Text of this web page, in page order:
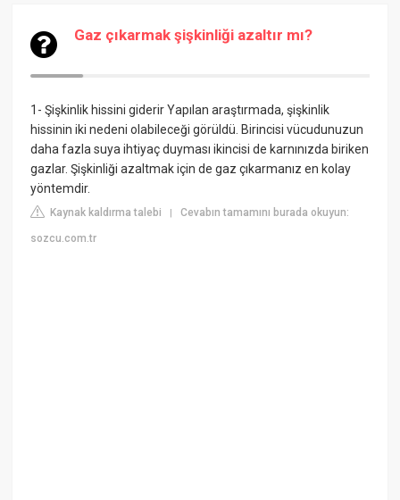
Gaz çıkarmak şişkinliği azaltır mı?
1- Şişkinlik hissini giderirYapılan araştırmada, şişkinlik
hissinin iki nedeni olabileceği görüldü. Birincisi vücudunuzun
daha fazla suya ihtiyaç duyması ikincisi de karnınızda biriken
gazlar. Şişkinliği azaltmak için de gaz çıkarmanız en kolay
yöntemdir.
Kaynak kaldırma talebi |Cevabın tamamını burada okuyun:
sozcu.com.tr